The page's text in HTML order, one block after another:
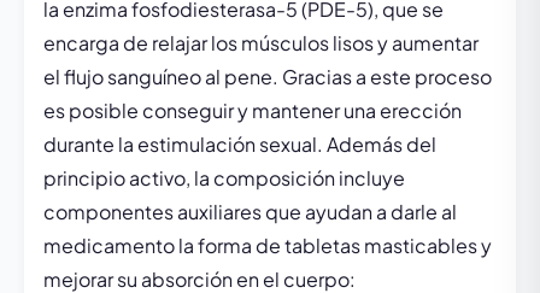
la enzima fosfodiesterasa-5 (PDE-5), que se
encarga de relajar los músculos lisos y aumentar
el flujo sanguíneo al pene. Gracias a este proceso
es posible conseguir y mantener una erección
durante la estimulación sexual. Además del
principio activo, la composición incluye
componentes auxiliares que ayudan a darle al
medicamento la forma de tabletas masticables y
mejorar su absorción en el cuerpo: